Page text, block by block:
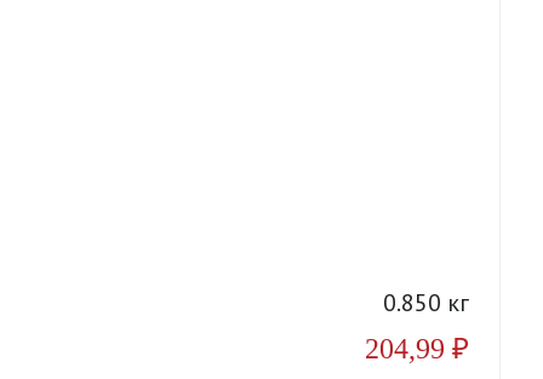
0.850 кг
204,99 ₽